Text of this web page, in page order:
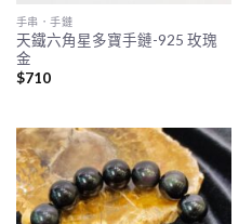
手串．手鏈
天鐵六角星多寶手鏈-925 玫瑰
金
$710